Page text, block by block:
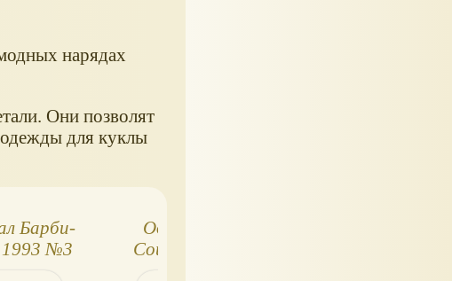
нарядах
Они позволят
одежды для куклы
Барби-
№3
Одежда Haunt
Couture для кукол